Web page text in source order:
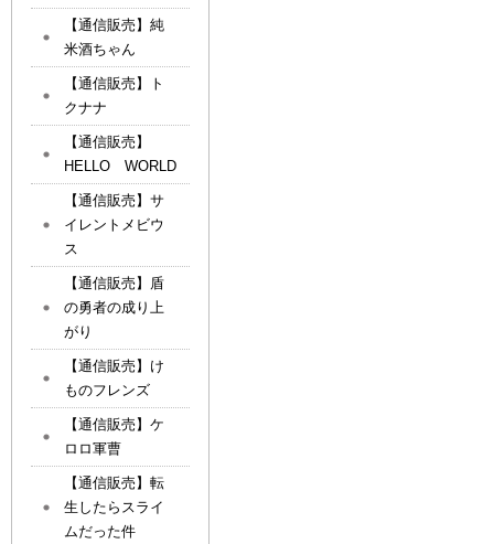
【通信販売】純
米酒ちゃん
【通信販売】ト
クナナ
【通信販売】
HELLO WORLD
【通信販売】サ
イレントメビウ
ス
【通信販売】盾
の勇者の成り上
がり
【通信販売】け
ものフレンズ
【通信販売】ケ
ロロ軍曹
【通信販売】転
生したらスライ
ムだった件